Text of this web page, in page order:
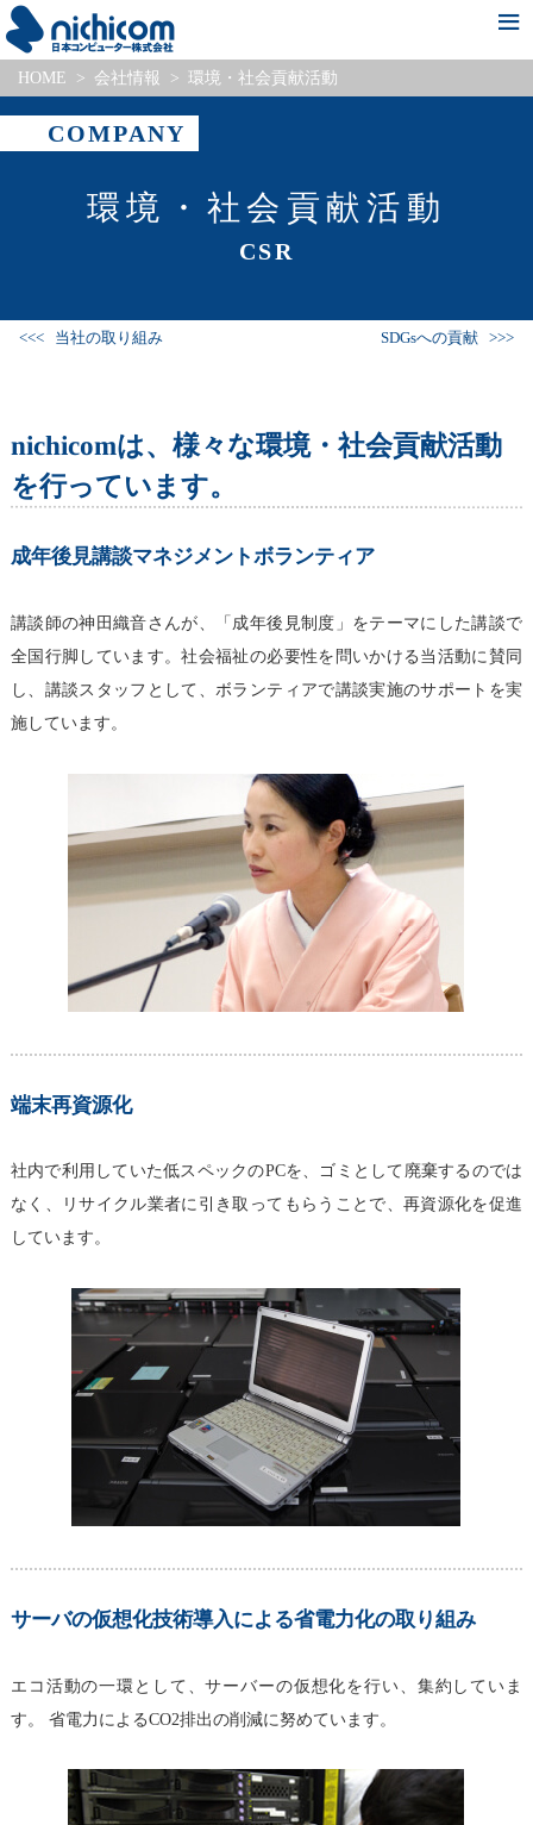
新着情報
会社情報
事業・サービス紹介
Pick Up Project
採用情報
HOME 会社情報 環境・社会貢献活動
COMPANY
環境・社会貢献活動
CSR
当社の取り組み SDGsへの貢献
nichicomは、様々な環境・社会貢献活動
を行っています。
成年後見講談マネジメントボランティア
講談師の神田織音さんが、「成年後見制度」をテーマにした講談で
全国行脚しています。社会福祉の必要性を問いかける当活動に賛同
し、講談スタッフとして、ボランティアで講談実施のサポートを実
施しています。
端末再資源化
社内で利用していた低スペックのPCを、ゴミとして廃棄するのでは
なく、リサイクル業者に引き取ってもらうことで、再資源化を促進
しています。
サーバの仮想化技術導入による省電力化の取り組み
エコ活動の一環として、サーバーの仮想化を行い、集約していま
す。 省電力によるCO2排出の削減に努めています。